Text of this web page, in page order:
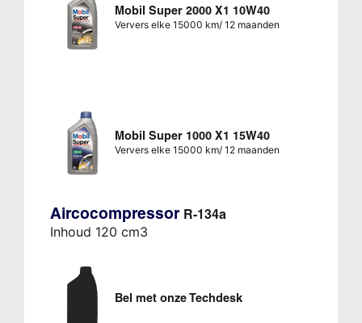
Mobil Super 2000 X1 10W40
Ververs elke 15000 km/ 12 maanden
Mobil Super 1000 X1 15W40
Ververs elke 15000 km/ 12 maanden
Aircocompressor R-134a
Inhoud 120 cm3
Bel met onze Techdesk